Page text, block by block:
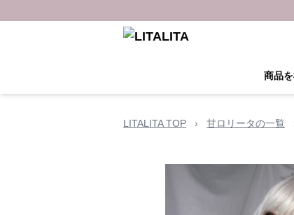
商品
LITALITA TOP › 甘ロリータの一覧